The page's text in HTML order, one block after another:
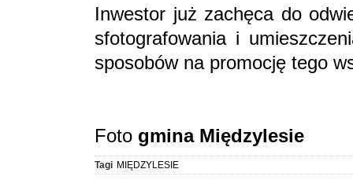
Inwestor już zachęca do
sfotografowania i
sposobów na promocję tego
Foto gmina Międzylesie
Tagi MIĘDZYLESIE